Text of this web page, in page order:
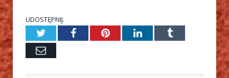
UDOSTĘPNIJ.
TwitterFacebookPinterestLinkedInTumblr
Email